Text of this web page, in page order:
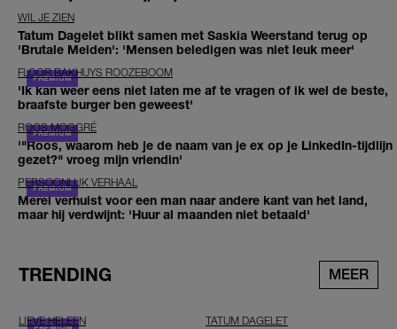
WIL JE ZIEN
Tatum Dagelet blikt samen met Saskia Weerstand terug op
'Brutale Meiden': 'Mensen beledigen was niet leuk meer'
FLOOR BAKHUYS ROOZEBOOM
'Ik kan weer eens niet laten me af te vragen of ik wel de beste,
braafste burger ben geweest'
ROOS MOGGRÉ
'"Roos, waarom heb je de naam van je ex op je LinkedIn-tijdlijn
gezet?" vroeg mijn vriendin'
PERSOONLIJK VERHAAL
Merel verhuist voor een man naar andere kant van het land,
maar hij verdwijnt: 'Huur al maanden niet betaald'
TRENDING MEER
LIEVE HELEEN TATUM DAGELET